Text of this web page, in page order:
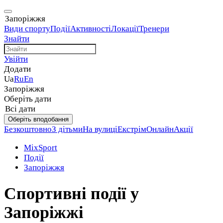
Запоріжжя
Види спортуПодіїАктивностіЛокаціїТренери
Знайти
Увійти
Додати
UaRuEn
Запоріжжя
Оберіть дати
Всі дати
Оберіть вподобання
БезкоштовноЗ дітьмиНа вулиціЕкстрімОнлайнАкції
MixSport
Події
Запоріжжя
Спортивні події у
Запоріжжі